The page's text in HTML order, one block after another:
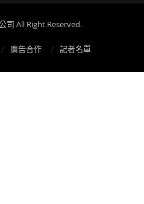
司 All Right Reserved.
廣告合作 記者名單